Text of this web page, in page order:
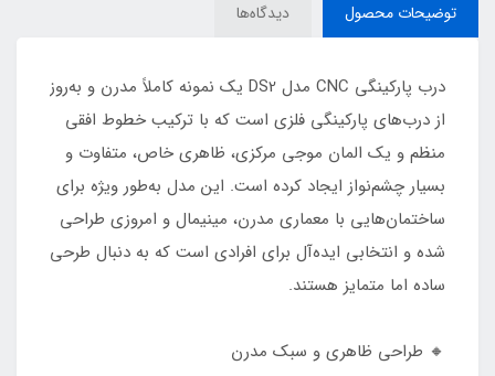
توضیحات محصول دیدگاه‌ها
درب پارکینگی CNC مدل DS2 یک نمونه کاملاً مدرن و به‌روز
از درب‌های پارکینگی فلزی است که با ترکیب خطوط افقی
منظم و یک المان موجی مرکزی، ظاهری خاص، متفاوت و
بسیار چشم‌نواز ایجاد کرده است. این مدل به‌طور ویژه برای
ساختمان‌هایی با معماری مدرن، مینیمال و امروزی طراحی
شده و انتخابی ایده‌آل برای افرادی است که به دنبال طرحی
ساده اما متمایز هستند.
🔸 طراحی ظاهری و سبک مدرن